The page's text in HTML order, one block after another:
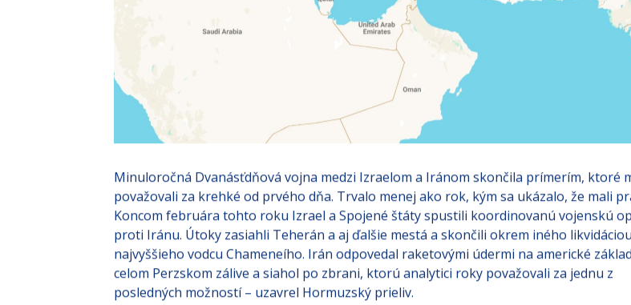
Minuloročná Dvanásťdňová vojna medzi Izraelom a Iránom skončila prímerím, ktoré
považovali za krehké od prvého dňa. Trvalo menej ako rok, kým sa ukázalo, že mali
Koncom februára tohto roku Izrael a Spojené štáty spustili koordinovanú vojenskú
proti Iránu. Útoky zasiahli Teherán a aj ďalšie mestá a skončili okrem iného likvidáciou
najvyššieho vodcu Chameneího. Irán odpovedal raketovými údermi na americké
celom Perzskom zálive a siahol po zbrani, ktorú analytici roky považovali za jednu z
posledných možností – uzavrel Hormuzský prieliv.
Tichá kríza v tieni
úveru
V dobe nízkych úrokových